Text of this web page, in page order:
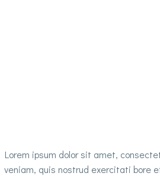
Lorem ipsum dolor sit amet,
veniam, quis nostrud exercitati bore